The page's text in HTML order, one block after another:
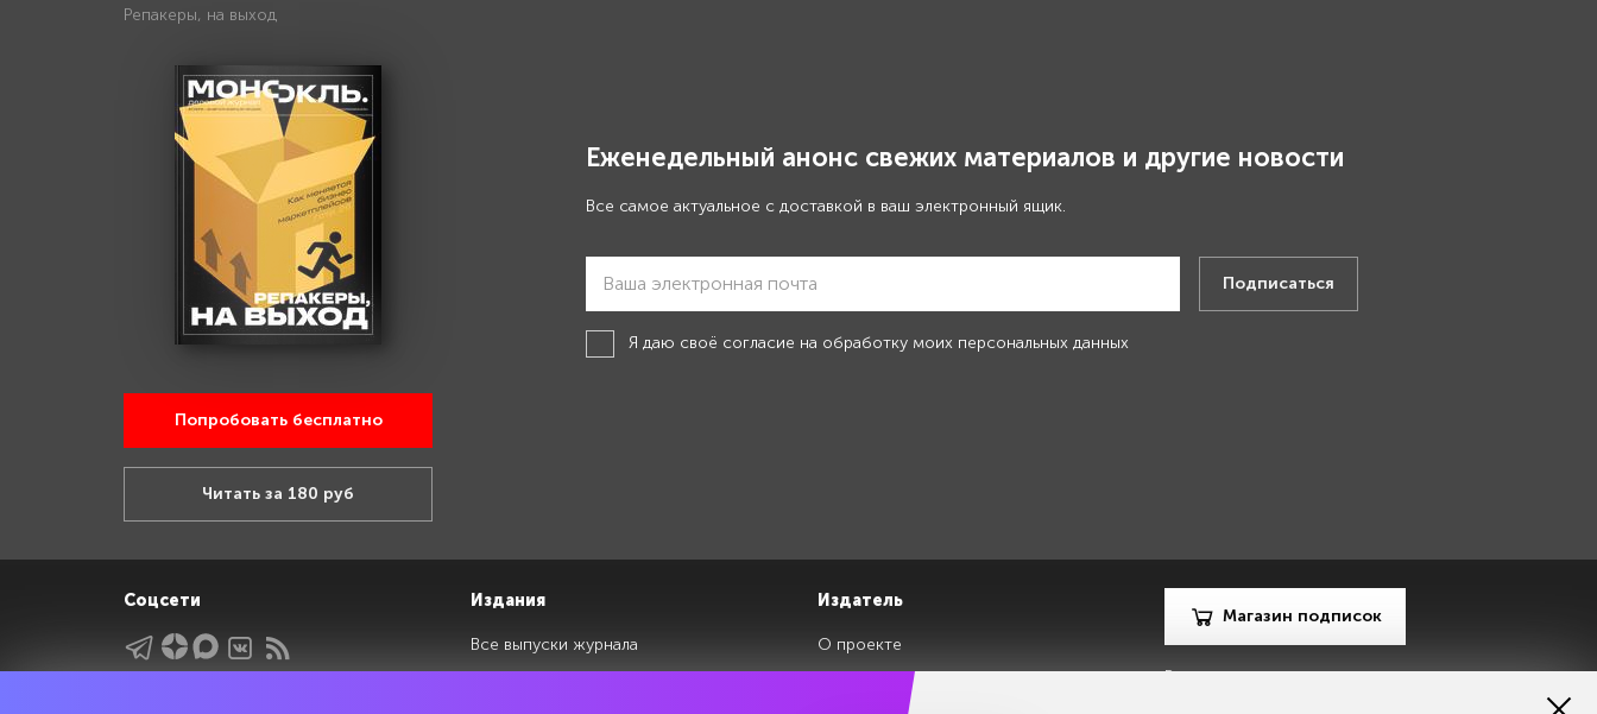
Репакеры, на выход
Попробовать бесплатно
Читать за 180 руб
Еженедельный анонс свежих материалов и другие новости
Все самое актуальное с доставкой в ваш электронный ящик.
Подписаться
Я даю своё согласие на обработку моих персональных данных
Соцсети Издания
Все выпуски журнала
Издатель
О проекте
Магазин подписок
Рекламодателям